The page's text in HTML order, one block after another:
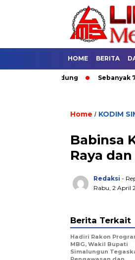
HOME BERITA
Sebanyak 70
Home / KODIM
Babinsa
Raya
Redaksi -
Rabu, 2 April
Berita Terkait
Hadiri Rakon
MBG, Wakil Bupati
Simalungun